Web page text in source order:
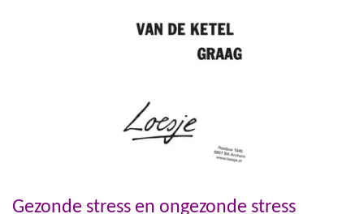
Gezonde stress en ongezonde stress